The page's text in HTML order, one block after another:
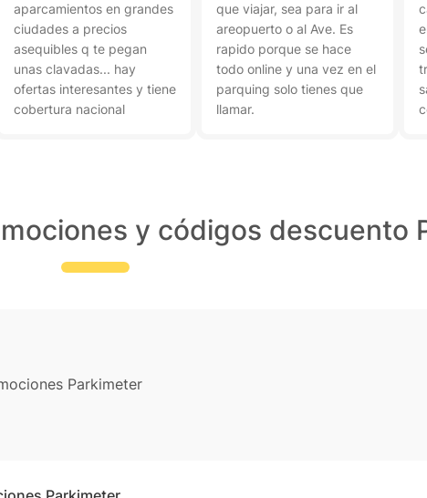
aparcamientos en grandes
ciudades a precios
asequibles q te pegan
unas clavadas... hay
ofertas interesantes y tiene
cobertura nacional
que viajar, sea para ir al
areopuerto o al Ave. Es
rapido porque se hace
todo online y una vez en el
parquing solo tienes que
llamar.
y códigos descuento
Parkimeter